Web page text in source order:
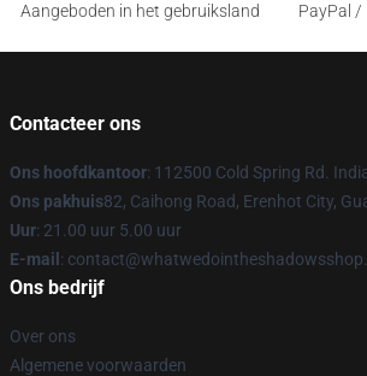
Aangeboden in het gebruiksland
PayPal /
Contacteer ons
Ons hoofdkantoor: 112500 Cold Spring Rd.
Ons pakhuis82, Caihong Road, Erenhot City,
Uur: 21.00 uur 5.00 uur
E-mail :
Ons bedrijf
Over ons
Algemene voorwaarden